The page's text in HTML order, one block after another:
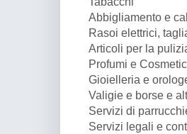
Abbigliamento e
Rasoi elettrici,
Articoli per la
Profumi e
Gioielleria e
Valigie e borse e
Servizi di
Servizi legali e